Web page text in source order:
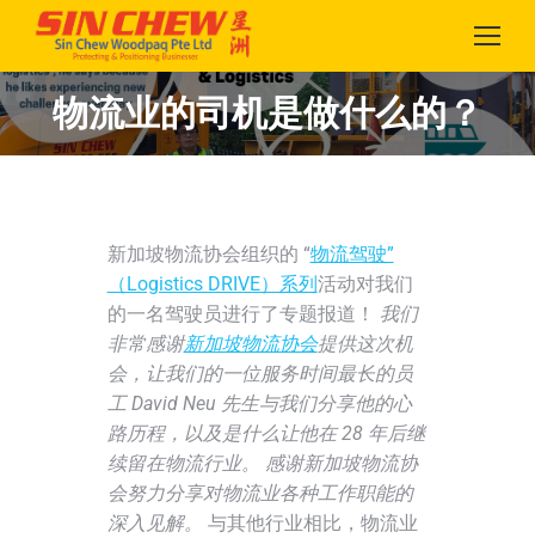
物流业的司机是做什么的？
您在这里：
新加坡物流协会组织的 “物流驾驶”
（Logistics DRIVE）系列活动对我们
的一名驾驶员进行了专题报道！ 我们
非常感谢新加坡物流协会提供这次机
会，让我们的一位服务时间最长的员
工 David Neu 先生与我们分享他的心
路历程，以及是什么让他在 28 年后继
续留在物流行业。 感谢新加坡物流协
会努力分享对物流业各种工作职能的
深入见解。
与其他行业相比，物流业